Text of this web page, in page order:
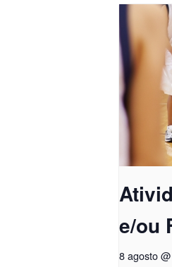
e/ou
8 agosto